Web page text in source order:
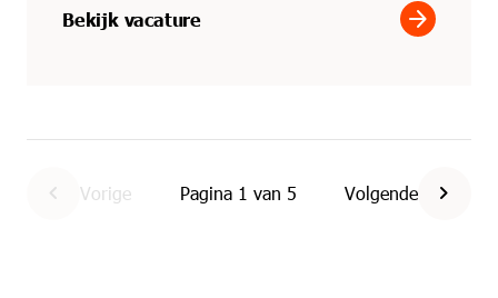
Bekijk vacature arrow_forward
chevron_left Vorige Pagina 1 van 5 Volgende chevron_right